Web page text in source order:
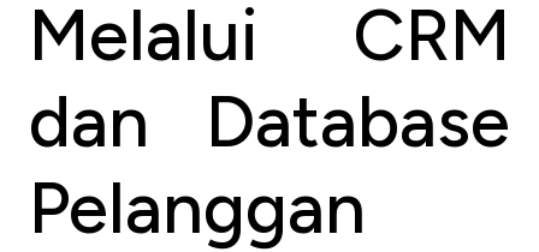
Melalui CRM
dan Database
Pelanggan